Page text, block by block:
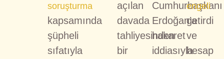
soruşturma
kapsamında
şüpheli
sıfatıyla
açılan
davada
tahliyesinden
bir
Cumhurbaşkanı
Erdoğan’a
hakaret
iddiasıyla
engeli
getirdi
ve
hesap